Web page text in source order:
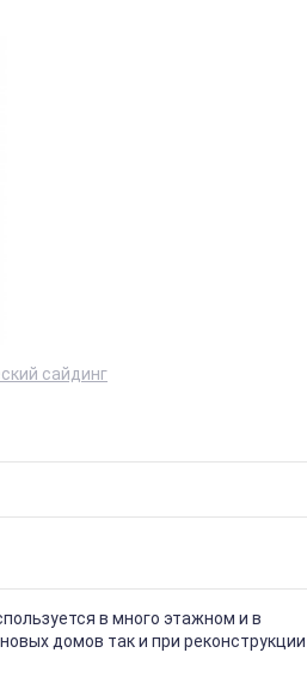
сайдинг
в много этажном и в
домов так и при реконструкции